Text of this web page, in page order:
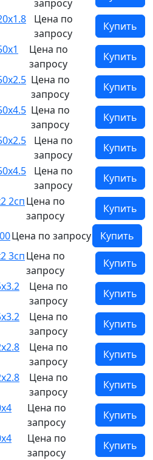
запросу
Цена по
запросу
Купить
Цена по
запросу
Купить
Цена по
запросу
Купить
Цена по
запросу
Купить
Цена по
запросу
Купить
Цена по
запросу
Купить
2спЦена по
запросу
Купить
Цена по запросу
Купить
3спЦена по
запросу
Купить
Цена по
запросу
Купить
Цена по
запросу
Купить
Цена по
запросу
Купить
Цена по
запросу
Купить
Цена по
запросу
Купить
Цена по
запросу
Купить